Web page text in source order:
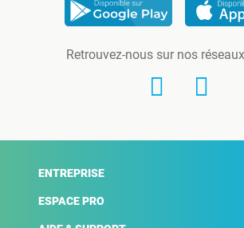
Retrouvez-nous sur nos
ENTREPRISE
ESPACE PRO